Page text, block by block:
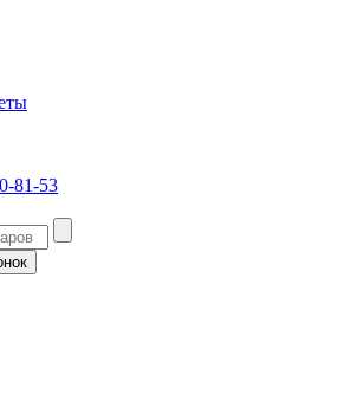
81-53